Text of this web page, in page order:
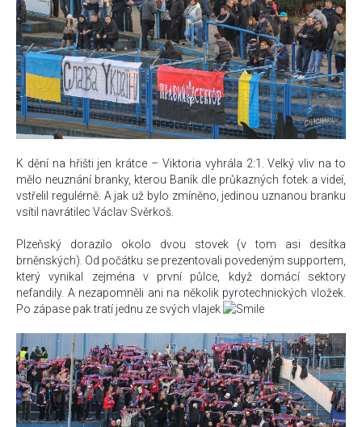
K dění na hřišti jen krátce – Viktoria vyhrála 2:1. Velký vliv na to
mělo neuznání branky, kterou Baník dle průkazných fotek a videí,
vstřelil regulérně. A jak už bylo zmíněno, jedinou uznanou branku
vsítil navrátilec Václav Svěrkoš.
Plzeňský dorazilo okolo dvou stovek (v tom asi desítka
brněnských). Od počátku se prezentovali povedeným supportem,
který vynikal zejména v první půlce, když domácí sektory
nefandily. A nezapomněli ani na několik pyrotechnických vložek.
Po zápase pak tratí jednu ze svých vlajek